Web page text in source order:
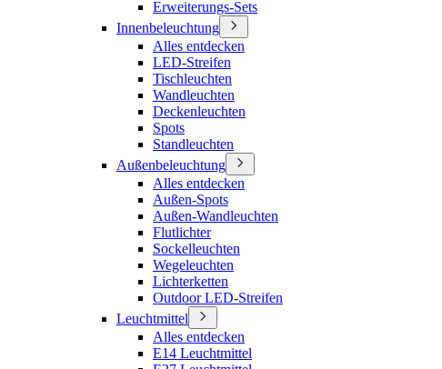
Erweiterungs-Sets
Innenbeleuchtung
Alles entdecken
LED-Streifen
Tischleuchten
Wandleuchten
Deckenleuchten
Spots
Standleuchten
Außenbeleuchtung
Alles entdecken
Außen-Spots
Außen-Wandleuchten
Flutlichter
Sockelleuchten
Wegeleuchten
Lichterketten
Outdoor LED-Streifen
Leuchtmittel
Alles entdecken
E14 Leuchtmittel